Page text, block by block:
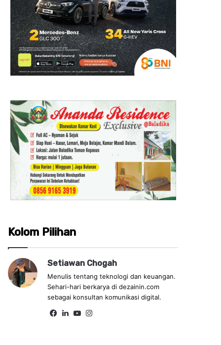
Kolom Pilihan
Setiawan Chogah
Menulis tentang teknologi dan keuangan.
Sehari-hari berkarya di dezainin.com
sebagai konsultan komunikasi digital.
Fa Lin Yo